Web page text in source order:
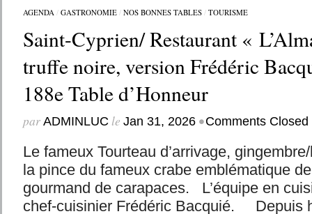
AGENDA/ GASTRONOMIE/ NOS BONNES TABLES/ TOURISME
Saint-Cyprien/ Restaurant «
truffe noire, version Frédéric
188e Table d’Honneur
par ADMINLUC le Jan 31, 2026 •Comments Closed
Le fameux Tourteau d’arrivage,
la pince du fameux crabe emblématique
gourmand de carapaces. L’équipe en
chef-cuisinier Frédéric Bacquié. Depuis